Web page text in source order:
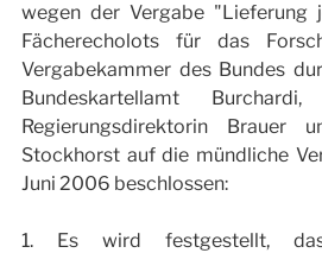
wegen der Vergabe "Lieferung
Fächerecholots für das
Vergabekammer des Bundes
Bundeskartellamt
Regierungsdirektorin Brauer
Stockhorst auf die mündliche
Juni 2006 beschlossen:
1. Es wird festgestellt,